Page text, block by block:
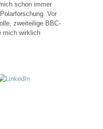
schon immer
Vor
zweiteilige BBC-
mich wirklich